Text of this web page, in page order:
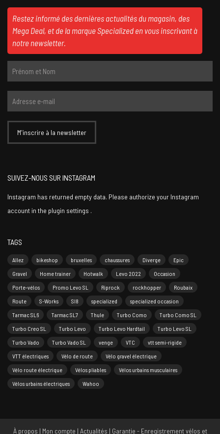
Restez informé des dernières actualités du magasin, des
Mega Deal, et de la marque Specialized en vous inscrivant à
notre newsletter.
SUIVEZ-NOUS SUR INSTAGRAM
Instagram has returned empty data. Please authorize your Instagram
account in the plugin settings .
TAGS
Allez bikeshop bruxelles chaussures Diverge
Epic
Gravel
Home trainer Hotwalk Levo 2022
Occasion
Porte-vélos
Promo Levo SL Riprock rockhopper
Roubaix
Route
S-Works Sl8 specialized
specialized occasion
Tarmac SL6
Tarmac SL7 Thule Turbo Como
Turbo Como SL
Turbo Creo SL
Turbo Levo Turbo Levo Hardtail
Turbo Levo SL
Turbo Vado
Turbo Vado SL venge VTC
vtt semi-rigide
VTT électriques
Vélo de route
Vélo gravel électrique
Vélo route électrique
Vélos pliables
Vélos urbains musculaires
Vélos urbains électriques
Wahoo
À propos | Mon compte | Actualités | Garantie - Enregistrement vélos et